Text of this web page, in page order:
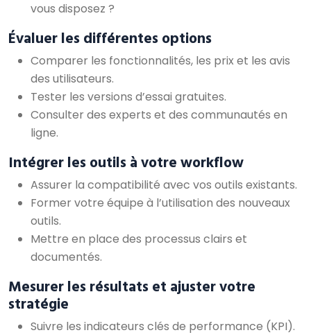
vous disposez ?
Évaluer les différentes options
Comparer les fonctionnalités, les prix et les avis
des utilisateurs.
Tester les versions d’essai gratuites.
Consulter des experts et des communautés en
ligne.
Intégrer les outils à votre workflow
Assurer la compatibilité avec vos outils existants.
Former votre équipe à l’utilisation des nouveaux
outils.
Mettre en place des processus clairs et
documentés.
Mesurer les résultats et ajuster votre
stratégie
Suivre les indicateurs clés de performance (KPI).